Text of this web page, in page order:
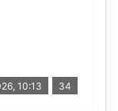
10:13 34